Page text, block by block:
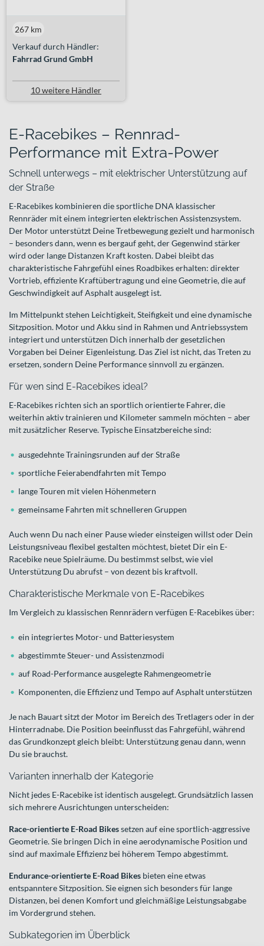
Verkauf durch Händler:
Fahrrad Grund GmbH
267 km
10 weitere Händler
E-Racebikes – Rennrad-
Performance mit Extra-Power
Schnell unterwegs – mit elektrischer Unterstützung auf
der Straße
E-Racebikes kombinieren die sportliche DNA klassischer
Rennräder mit einem integrierten elektrischen Assistenzsystem.
Der Motor unterstützt Deine Tretbewegung gezielt und harmonisch
– besonders dann, wenn es bergauf geht, der Gegenwind stärker
wird oder lange Distanzen Kraft kosten. Dabei bleibt das
charakteristische Fahrgefühl eines Roadbikes erhalten: direkter
Vortrieb, effiziente Kraftübertragung und eine Geometrie, die auf
Geschwindigkeit auf Asphalt ausgelegt ist.
Im Mittelpunkt stehen Leichtigkeit, Steifigkeit und eine dynamische
Sitzposition. Motor und Akku sind in Rahmen und Antriebssystem
integriert und unterstützen Dich innerhalb der gesetzlichen
Vorgaben bei Deiner Eigenleistung. Das Ziel ist nicht, das Treten zu
ersetzen, sondern Deine Performance sinnvoll zu ergänzen.
Für wen sind E-Racebikes ideal?
E-Racebikes richten sich an sportlich orientierte Fahrer, die
weiterhin aktiv trainieren und Kilometer sammeln möchten – aber
mit zusätzlicher Reserve. Typische Einsatzbereiche sind:
ausgedehnte Trainingsrunden auf der Straße
sportliche Feierabendfahrten mit Tempo
lange Touren mit vielen Höhenmetern
gemeinsame Fahrten mit schnelleren Gruppen
Auch wenn Du nach einer Pause wieder einsteigen willst oder Dein
Leistungsniveau flexibel gestalten möchtest, bietet Dir ein E-
Racebike neue Spielräume. Du bestimmst selbst, wie viel
Unterstützung Du abrufst – von dezent bis kraftvoll.
Charakteristische Merkmale von E-Racebikes
Im Vergleich zu klassischen Rennrädern verfügen E-Racebikes über:
ein integriertes Motor- und Batteriesystem
abgestimmte Steuer- und Assistenzmodi
auf Road-Performance ausgelegte Rahmengeometrie
Komponenten, die Effizienz und Tempo auf Asphalt unterstützen
Je nach Bauart sitzt der Motor im Bereich des Tretlagers oder in der
Hinterradnabe. Die Position beeinflusst das Fahrgefühl, während
das Grundkonzept gleich bleibt: Unterstützung genau dann, wenn
Du sie brauchst.
Varianten innerhalb der Kategorie
Nicht jedes E-Racebike ist identisch ausgelegt. Grundsätzlich lassen
sich mehrere Ausrichtungen unterscheiden:
Race-orientierte E-Road Bikessetzen auf eine sportlich-aggressive
Geometrie. Sie bringen Dich in eine aerodynamische Position und
sind auf maximale Effizienz bei höherem Tempo abgestimmt.
Endurance-orientierte E-Road Bikes bieten eine etwas
entspanntere Sitzposition. Sie eignen sich besonders für lange
Distanzen, bei denen Komfort und gleichmäßige Leistungsabgabe
im Vordergrund stehen.
Subkategorien im Überblick